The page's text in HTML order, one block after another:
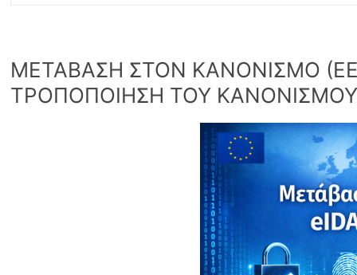
ΜΕΤΑΒΑΣΗ ΣΤΟΝ ΚΑΝΟΝΙΣΜΟ (ΕΕ)
ΤΡΟΠΟΠΟΙΗΣΗ ΤΟΥ ΚΑΝΟΝΙΣΜΟΥ